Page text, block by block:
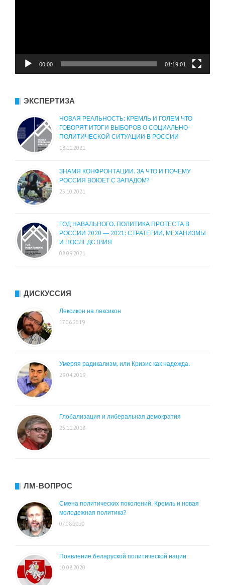
00:00 01:19:01
ЭКСПЕРТИЗА
НОВАЯ РЕАЛЬНОСТЬ: КРЕМЛЬ И ГОЛЕМ ЧТО
ГОВОРЯТ ИТОГИ ВЫБОРОВ О СОЦИАЛЬНО-
ПОЛИТИЧЕСКОЙ СИТУАЦИИ В РОССИИ
18.11.2021
ЗНАМЯ КОНФРОНТАЦИИ. ЗА ЧТО И ПОЧЕМУ
РОССИЯ ВОЮЕТ С ЗАПАДОМ?
25.10.2021
ГОД НАВАЛЬНОГО. ПОЛИТИКА ПРОТЕСТА В
РОССИИ 2020 — 2021: СТРАТЕГИИ, МЕХАНИЗМЫ
И ПОСЛЕДСТВИЯ
08.09.2021
ДИСКУССИЯ
Лексикон на лексикон
17.06.2019
Умеряя радикализм, или Кризис как надежда.
29.04.2019
Глобализация и либеральная демократия
23.11.2018
ЛМ-ВОПРОС
Смена политических поколений. Кремль и новая
молодежная политика?
07.08.2020
Появление беларуской политической нации
10.08.2020